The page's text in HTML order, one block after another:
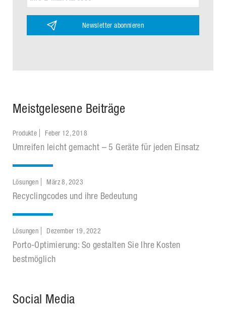
Newsletter abonnieren
Meistgelesene Beiträge
Produkte Feber 12, 2018
Umreifen leicht gemacht – 5 Geräte für jeden Einsatz
Lösungen März 8, 2023
Recyclingcodes und ihre Bedeutung
Lösungen Dezember 19, 2022
Porto-Optimierung: So gestalten Sie Ihre Kosten
bestmöglich
Social Media